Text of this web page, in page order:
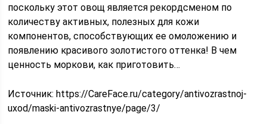
поскольку этот овощ является рекордсменом по
количеству активных, полезных для кожи
компонентов, способствующих ее омоложению и
появлению красивого золотистого оттенка! В чем
ценность моркови, как приготовить…
Источник:https://CareFace.ru/category/antivozrastnoj-
uxod/maski-antivozrastnye/page/3/